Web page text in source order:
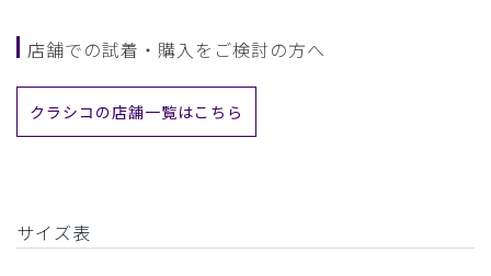
店舗での試着・購入をご検討の方へ
クラシコの店舗一覧はこちら
サイズ表